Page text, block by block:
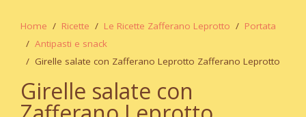
Home Ricette Le Ricette Zafferano Leprotto
Portata
Antipasti e snack
Girelle salate con Zafferano Leprotto Zafferano Leprotto
Girelle salate con